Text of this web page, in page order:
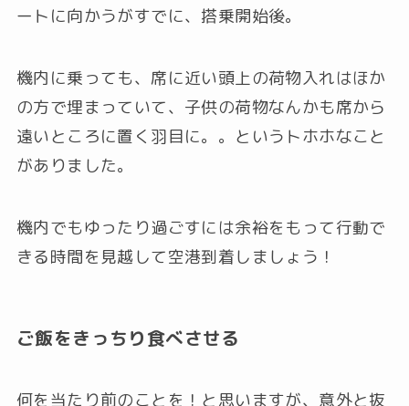
ートに向かうがすでに、搭乗開始後。
機内に乗っても、席に近い頭上の荷物入れはほか
の方で埋まっていて、子供の荷物なんかも席から
遠いところに置く羽目に。。というトホホなこと
がありました。
機内でもゆったり過ごすには余裕をもって行動で
きる時間を見越して空港到着しましょう！
ご飯をきっちり食べさせる
何を当たり前のことを！と思いますが、意外と抜